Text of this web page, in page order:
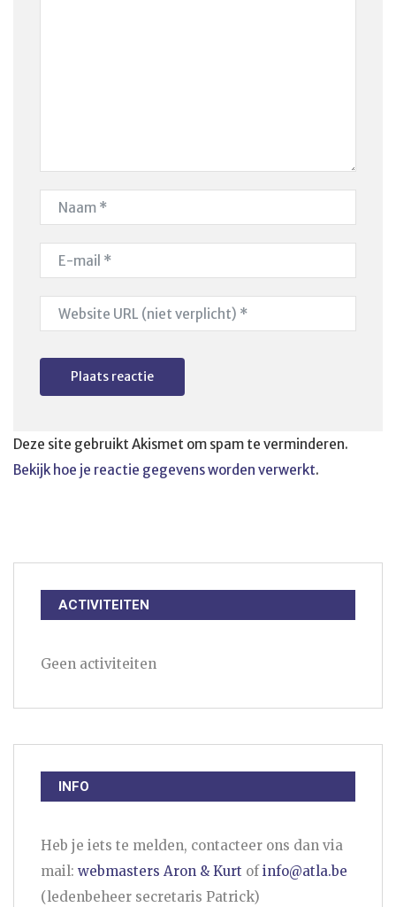
Deze site gebruikt Akismet om spam te verminderen.
Bekijk hoe je reactie gegevens worden verwerkt.
ACTIVITEITEN
Geen activiteiten
INFO
Heb je iets te melden, contacteer ons dan via
mail: webmasters Aron & Kurt ofinfo@atla.be
(ledenbeheer secretaris Patrick)